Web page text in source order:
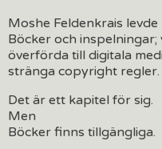
Moshe Feldenkrais
Böcker och
överförda till digitala
stränga copyright regler.
Det är ett kapitel för sig.
Men
Böcker finns tillgängliga.